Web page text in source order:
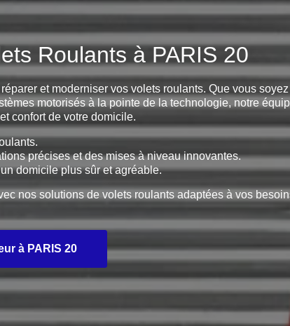
Roulants à PARIS 20
et moderniser vos volets roulants. Que vous
motorisés à la pointe de la technologie, notre
confort de votre domicile.
précises et des mises à niveau innovantes.
domicile plus sûr et agréable.
nos solutions de volets roulants adaptées à vos
à PARIS 20